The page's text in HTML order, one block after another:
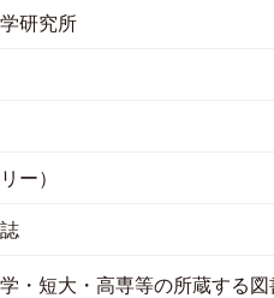
研究所
ー）
・短大・高専等の所蔵する図